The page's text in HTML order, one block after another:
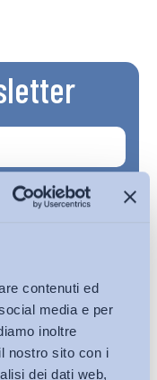
contenuti ed
media e per
inoltre
nostro sito con i
dei dati web,